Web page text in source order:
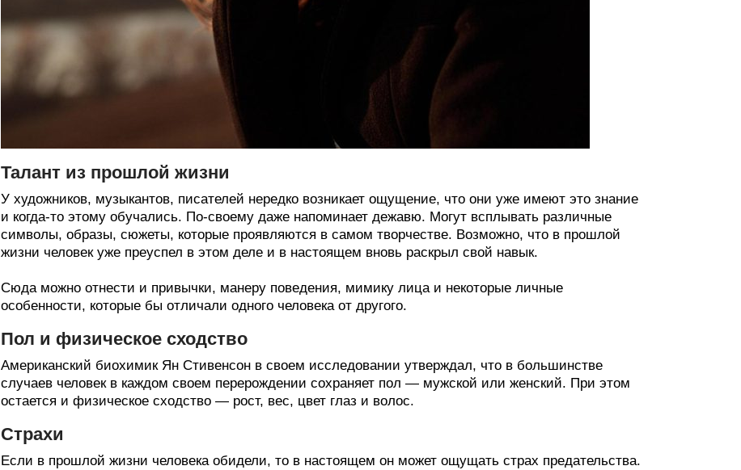
Талант из прошлой жизни
У художников, музыкантов, писателей нередко возникает ощущение, что они уже имеют это знание
и когда-то этому обучались. По-своему даже напоминает дежавю. Могут всплывать различные
символы, образы, сюжеты, которые проявляются в самом творчестве. Возможно, что в прошлой
жизни человек уже преуспел в этом деле и в настоящем вновь раскрыл свой навык.
Сюда можно отнести и привычки, манеру поведения, мимику лица и некоторые личные
особенности, которые бы отличали одного человека от другого.
Пол и физическое сходство
Американский биохимик Ян Стивенсон в своем исследовании утверждал, что в большинстве
случаев человек в каждом своем перерождении сохраняет пол — мужской или женский. При этом
остается и физическое сходство — рост, вес, цвет глаз и волос.
Страхи
Если в прошлой жизни человека обидели, то в настоящем он может ощущать страх предательства.